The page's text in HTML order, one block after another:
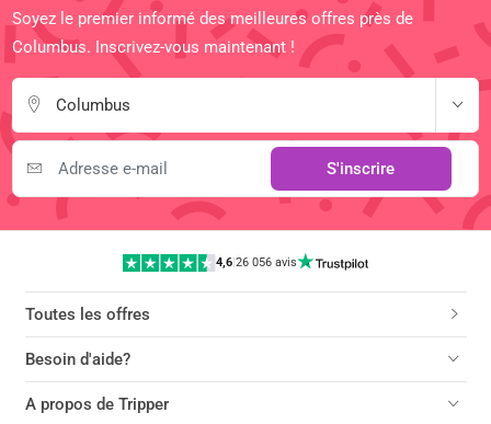
Soyez le premier informé des meilleures offres près de
Columbus. Inscrivez-vous maintenant !
Columbus
S'inscrire
4,6|26 056 avis
Toutes les offres
Besoin d'aide?
A propos de Tripper